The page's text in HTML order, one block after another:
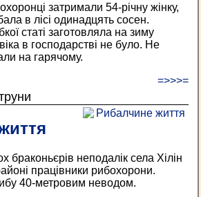
затримали 54-річну жінку,
в лісі одинадцять сосен.
статі заготовляла на зиму
в господарстві не було. Не
на гарячому.
=>>>=
браконьєрів неподалік села Хілін
працівники рибохорони.
40-метровим неводом.